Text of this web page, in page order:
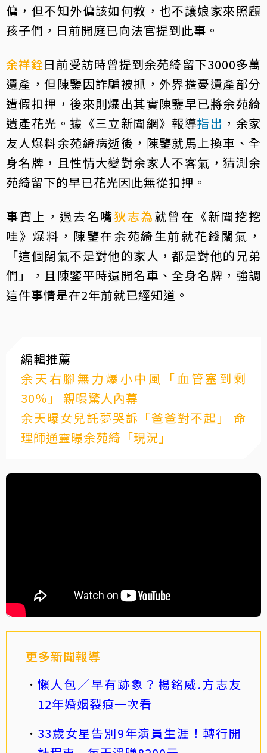
傭，但不知外傭該如何教，也不讓娘家來照顧
孩子們，日前開庭已向法官提到此事。
余祥銓日前受訪時曾提到余苑綺留下3000多萬
遺產，但陳鑒因詐騙被抓，外界擔憂遺產部分
遭假扣押，後來則爆出其實陳鑒早已將余苑綺
遺產花光。據《三立新聞網》報導指出 ，余家
友人爆料余苑綺病逝後，陳鑒就馬上換車、全
身名牌，且性情大變對余家人不客氣，猜測余
苑綺留下的早已花光因此無從扣押。
事實上，過去名嘴狄志為就曾在《新聞挖挖
哇》爆料，陳鑒在余苑綺生前就花錢闊氣，
「這個闊氣不是對他的家人，都是對他的兄弟
們」，且陳鑒平時還開名車、全身名牌，強調
這件事情是在2年前就已經知道。
編輯推薦
余天右腳無力爆小中風「血管塞到剩
30％」 親曝驚人內幕
余天曝女兒託夢哭訴「爸爸對不起」 命
理師通靈曝余苑綺「現況」
更多新聞報導
懶人包／早有跡象？楊銘威.方志友
12年婚姻裂痕一次看
33歲女星告別9年演員生涯！轉行開